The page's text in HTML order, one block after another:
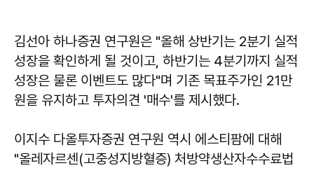
김선아 하나증권 연구원은 "올해 상반기는 2분기 실적
성장을 확인하게 될 것이고, 하반기는 4분기까지 실적
성장은 물론 이벤트도 많다"며 기존 목표주가인 21만
원을 유지하고 투자의견 '매수'를 제시했다.
이지수 다올투자증권 연구원 역시 에스티팜에 대해
"올레자르센(고중성지방혈증) 처방약생산자수수료법